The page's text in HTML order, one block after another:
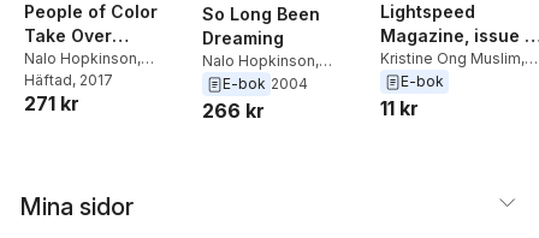
People of Color
Take Over
Fantastic Stories of
the Imagination
Nalo Hopkinson,
Minsoo Kang
Shawl
Häftad, 2017
271 kr
So Long Been
Dreaming
Nalo Hopkinson,
Uppinder Mehan
E-bok 2004
266 kr
Lightspeed
Magazine, issue
(June 2016 -
People of Colo(u)r
Destroy Science
Kristine Ong Muslim,
Nalo Hopkinson
E-bok
11 kr
Mina sidor